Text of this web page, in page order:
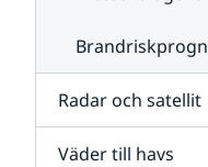
Radar och satellit
Väder till havs